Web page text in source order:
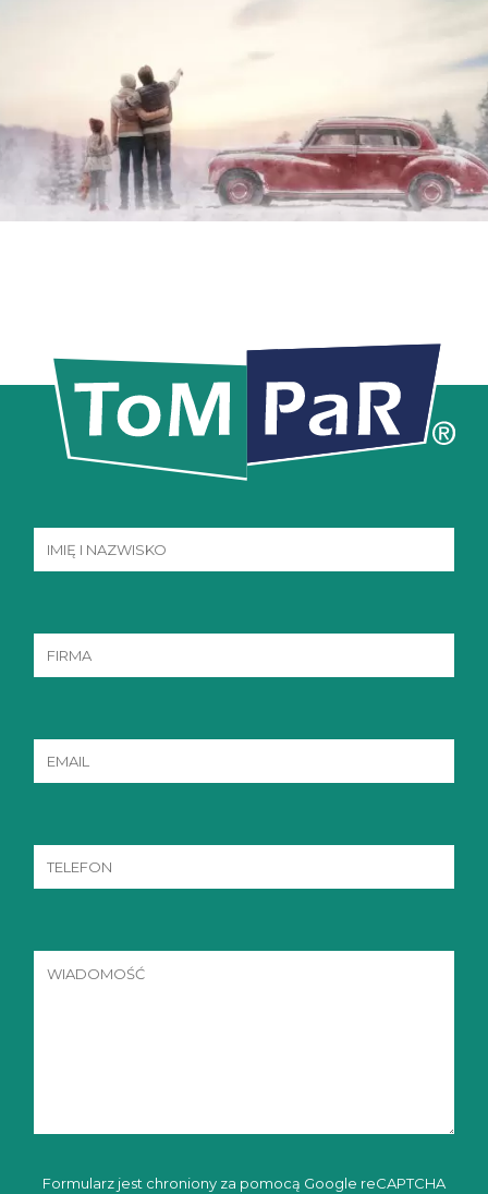
Formularz jest chroniony za pomocą Google reCAPTCHA